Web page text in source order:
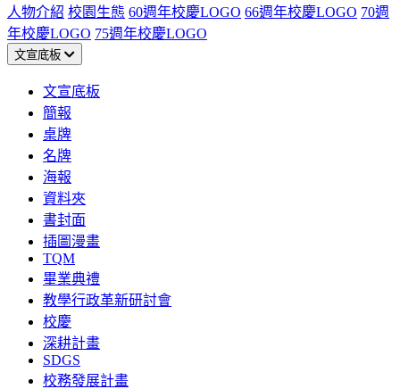
人物介紹 校園生態 60週年校慶LOGO 66週年校慶LOGO 70週
年校慶LOGO 75週年校慶LOGO
文宣底板
文宣底板
簡報
桌牌
名牌
海報
資料夾
書封面
插圖漫畫
TQM
畢業典禮
教學行政革新研討會
校慶
深耕計畫
SDGS
校務發展計畫